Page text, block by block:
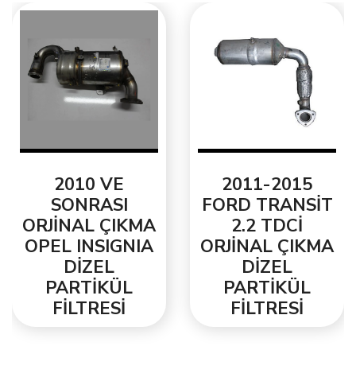
2010 VE
SONRASI
ORJİNAL ÇIKMA
OPEL INSIGNIA
DİZEL
PARTİKÜL
FİLTRESİ
2011-2015
FORD TRANSİT
2.2 TDCİ
ORJİNAL ÇIKMA
DİZEL
PARTİKÜL
FİLTRESİ